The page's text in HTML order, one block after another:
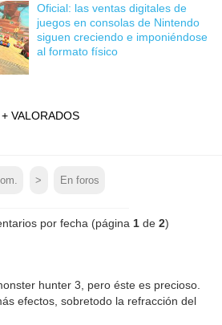
Oficial: las ventas digitales de
juegos en consolas de Nintendo
siguen creciendo e imponiéndose
al formato físico
+ VALORADOS
> En foros
por fecha (página 1de 2)
hunter 3, pero éste es precioso.
efectos, sobretodo la refracción del